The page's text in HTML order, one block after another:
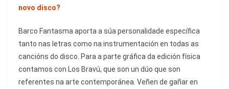
novo disco?
Barco Fantasma aporta a súa personalidade específica
tanto nas letras como na instrumentación en todas as
cancións do disco. Para a parte gráfica da edición física
contamos con Los Bravú, que son un dúo que son
referentes na arte contemporánea. Veñen de gañar en